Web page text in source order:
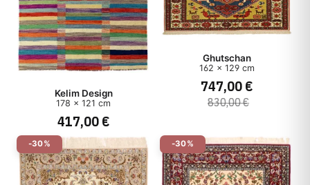
Dicke
Muster
Teppichart
Herkunft
Herstellungsart
Kelim Design
178 x 121 cm
417,00 €
Ghutschan
162 x 129 cm
747,00 €
830,00 €
-30% -30%